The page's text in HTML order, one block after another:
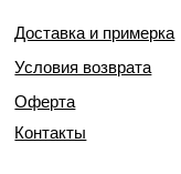
Доставка и примерка
Условия возврата
Оферта
Контакты